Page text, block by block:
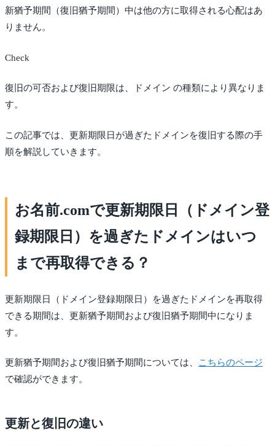
新猶予期間（復旧猶予期間）中は他の方に取得される心配はあ
りません。
Check
復旧の可否および復旧期限は、ドメイン の種類により異なりま
す。
この記事では、更新期限日が過ぎたドメインを復旧する際の手
順を解説していきます。
お名前.comで更新期限日（ドメイン登
録期限日）を過ぎたドメインはいつ
まで再取得できる？
更新期限日（ドメイン登録期限日）を過ぎたドメインを再取得
できる期間は、更新猶予期間および復旧猶予期間中になりま
す。
更新猶予期間および復旧猶予期間については、
こちらのページ
で確認ができます。
更新と復旧の違い